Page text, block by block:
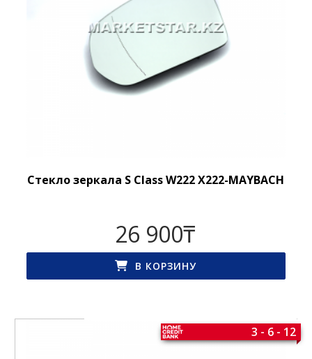
Стекло зеркала S Class W222 X222-MAYBACH
26 900₸
В КОРЗИНУ
3 - 6 - 12